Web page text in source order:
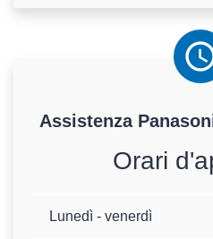
Assistenza
Orari
Lunedì - venerdì